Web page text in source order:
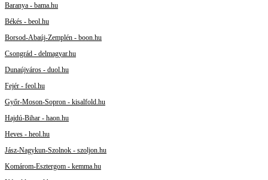
Baranya - bama.hu
Békés - beol.hu
Borsod-Abaúj-Zemplén - boon.hu
Csongrád - delmagyar.hu
Dunaújváros - duol.hu
Fejér - feol.hu
Győr-Moson-Sopron - kisalfold.hu
Hajdú-Bihar - haon.hu
Heves - heol.hu
Jász-Nagykun-Szolnok - szoljon.hu
Komárom-Esztergom - kemma.hu